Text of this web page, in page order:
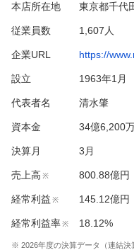
本店所在地 東京都千代
従業員数 1,607人
企業URL https://
設立 1963年1月
代表者名 清水肇
資本金 34億6,200
決算月 3 月
売上高 ※ 800.88億円
経常利益 ※ 145.12億円
経常利益率※ 18.12%
※ 2026年度の決算データ（連結決